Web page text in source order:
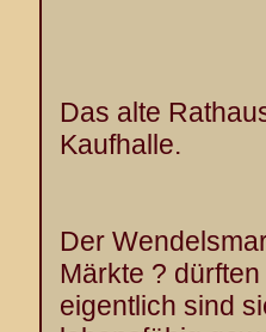
Das alte
Kaufhalle.
Der
Märkte ?
eigentlich sind